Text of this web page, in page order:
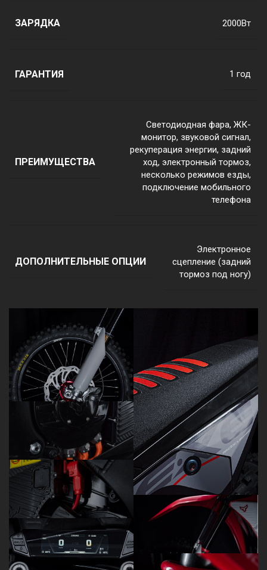
ЗАРЯДКА 2000Вт
ГАРАНТИЯ 1 год
ПРЕИМУЩЕСТВА
Светодиодная фара, ЖК-
монитор, звуковой сигнал,
рекуперация энергии, задний
ход, электронный тормоз,
несколько режимов езды,
подключение мобильного
телефона
ДОПОЛНИТЕЛЬНЫЕ ОПЦИИ
Электронное
сцепление (задний
тормоз под ногу)